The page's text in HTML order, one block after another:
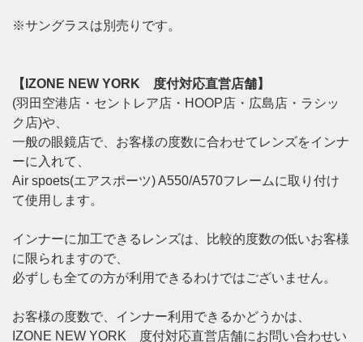
※サングラスは別売りです。
【IZONE NEW YORK 度付対応直営店舗】
(羽田空港店・セントレア店・HOOP店・広島店・ラシッ
ク店)や、
一般の眼鏡店で、お客様の度数に合わせてレンズをインナ
ーに入れて、
Air spoets(エアスポーツ) A550/A570フレームに取り付け
て使用します。
インナーに加工できるレンズは、比較的度数の低いお客様
に限られますので、
必ずしも全ての方が利用できるわけではございません。
お客様の度数で、インナー利用できるかどうかは、
IZONE NEW YORK 度付対応直営店舗にお問い合わせい